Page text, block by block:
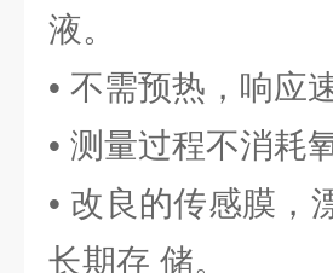
液。
• 不需预热，响应
• 测量过程不消耗
• 改良的传感膜，
长期存 储。